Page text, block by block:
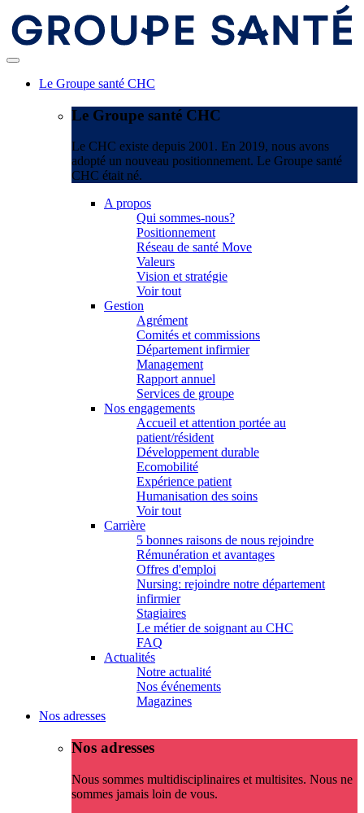
Le Groupe santé CHC
Le Groupe santé CHC
Le CHC existe depuis 2001. En 2019, nous avons
adopté un nouveau positionnement. Le Groupe santé
CHC était né.
A propos
Qui sommes-nous?
Positionnement
Réseau de santé Move
Valeurs
Vision et stratégie
Voir tout
Gestion
Agrément
Comités et commissions
Département infirmier
Management
Rapport annuel
Services de groupe
Nos engagements
Accueil et attention portée au
patient/résident
Développement durable
Ecomobilité
Expérience patient
Humanisation des soins
Voir tout
Carrière
5 bonnes raisons de nous rejoindre
Rémunération et avantages
Offres d'emploi
Nursing: rejoindre notre département
infirmier
Stagiaires
Le métier de soignant au CHC
FAQ
Actualités
Notre actualité
Nos événements
Magazines
Nos adresses
Nos adresses
Nous sommes multidisciplinaires et multisites. Nous ne
sommes jamais loin de vous.